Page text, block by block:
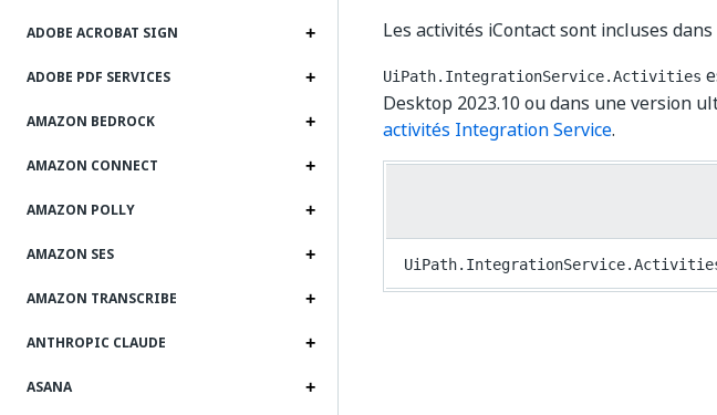
ADOBE ACROBAT SIGN
ADOBE PDF SERVICES
AMAZON BEDROCK
AMAZON CONNECT
AMAZON POLLY
AMAZON SES
AMAZON TRANSCRIBE
ANTHROPIC CLAUDE
ASANA
Les activités iContact sont incluses
UiPath.IntegrationService.Activities
Desktop 2023.10 ou dans une version
activités Integration Service.